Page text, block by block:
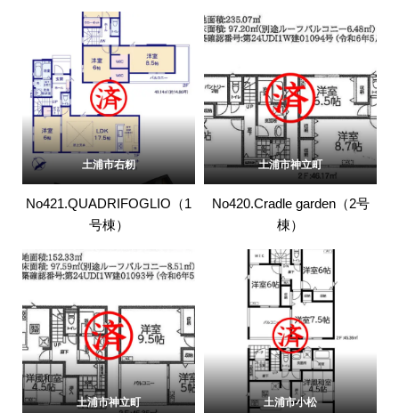
土浦市右籾
No421.QUADRIFOGLIO（1
号棟）
土浦市神立町
No420.Cradle garden（2号
棟）
土浦市神立町 土浦市小松